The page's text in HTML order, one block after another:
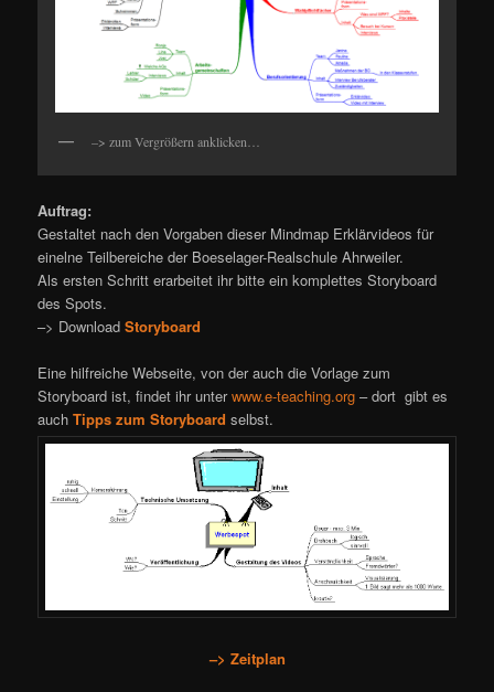
–> zum Vergrößern anklicken…
Auftrag:
Gestaltet nach den Vorgaben dieser Mindmap Erklärvideos für
einelne Teilbereiche der Boeselager-Realschule Ahrweiler.
Als ersten Schritt erarbeitet ihr bitte ein komplettes Storyboard
des Spots.
–> DownloadStoryboard
Eine hilfreiche Webseite, von der auch die Vorlage zum
Storyboard ist, findet ihr unterwww.e-teaching.org – dort gibt es
auchTipps zum Storyboard selbst.
–> Zeitplan